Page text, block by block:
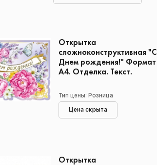
Открытка
сложноконструктивная "С
Днем рождения!" Формат
А4. Отделка. Текст.
Тип цены: Розница
Цена скрыта
Открытка